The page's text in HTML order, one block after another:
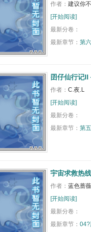
作者： 建议你
[开始阅读]
最新分卷：
最新章节： 第
囝仔仙行记II
作者： C.夜.L
[开始阅读]
最新分卷：
最新章节： 第
宇宙求救热线
作者： 蓝色蔷薇
[开始阅读]
最新分卷：
最新章节： 04?